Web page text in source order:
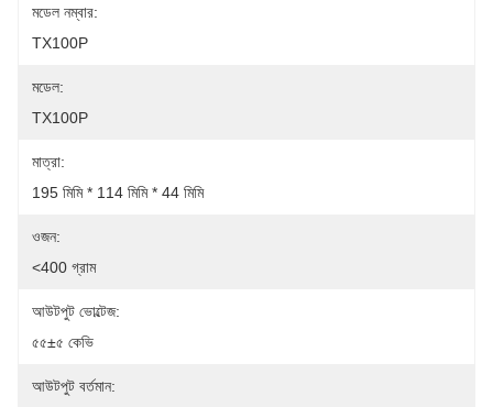
মডেল নম্বার:
TX100P
মডেল:
TX100P
মাত্রা:
195 মিমি * 114 মিমি * 44 মিমি
ওজন:
<400 গ্রাম
আউটপুট ভোল্টেজ:
৫৫±৫ কেভি
আউটপুট বর্তমান: